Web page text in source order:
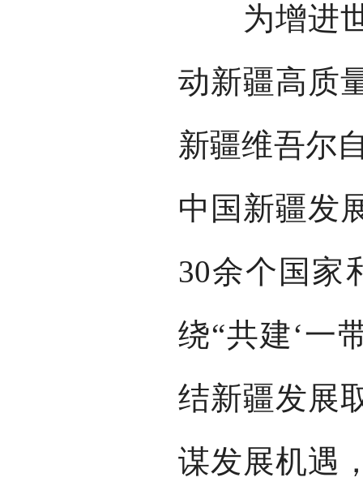
为增进世
动新疆高质
新疆维吾尔
中国新疆发
30余个国家
绕“共建‘一
结新疆发展
谋发展机遇